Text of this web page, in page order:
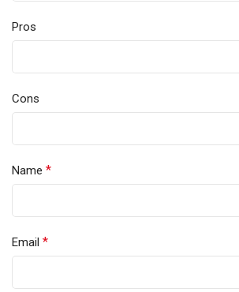
Pros
Cons
Name *
Email *